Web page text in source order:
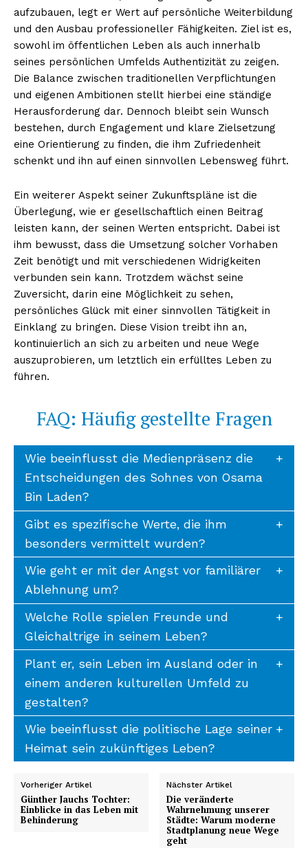
aufzubauen, legt er Wert auf persönliche Weiterbildung
und den Ausbau professioneller Fähigkeiten. Ziel ist es,
sowohl im öffentlichen Leben als auch innerhalb
seines persönlichen Umfelds Authentizität zu zeigen.
Die Balance zwischen traditionellen Verpflichtungen
und eigenen Ambitionen stellt hierbei eine ständige
Herausforderung dar. Dennoch bleibt sein Wunsch
bestehen, durch Engagement und klare Zielsetzung
eine Orientierung zu finden, die ihm Zufriedenheit
schenkt und ihn auf einen sinnvollen Lebensweg führt.
Ein weiterer Aspekt seiner Zukunftspläne ist die
Überlegung, wie er gesellschaftlich einen Beitrag
leisten kann, der seinen Werten entspricht. Dabei ist
ihm bewusst, dass die Umsetzung solcher Vorhaben
Zeit benötigt und mit verschiedenen Widrigkeiten
verbunden sein kann. Trotzdem wächst seine
Zuversicht, darin eine Möglichkeit zu sehen,
persönliches Glück mit einer sinnvollen Tätigkeit in
Einklang zu bringen. Diese Vision treibt ihn an,
kontinuierlich an sich zu arbeiten und neue Wege
auszuprobieren, um letztlich ein erfülltes Leben zu
führen.
FAQ: Häufig gestellte Fragen
Wie beeinflusst die Medienpräsenz die
Entscheidungen des Sohnes von Osama
Bin Laden?
Gibt es spezifische Werte, die ihm
besonders vermittelt wurden?
Wie geht er mit der Angst vor familiärer
Ablehnung um?
Welche Rolle spielen Freunde und
Gleichaltrige in seinem Leben?
Plant er, sein Leben im Ausland oder in
einem anderen kulturellen Umfeld zu
gestalten?
Wie beeinflusst die politische Lage seiner
Heimat sein zukünftiges Leben?
Vorheriger Artikel
Günther Jauchs Tochter:
Einblicke in das Leben mit
Behinderung
Nächster Artikel
Die veränderte
Wahrnehmung unserer
Städte: Warum moderne
Stadtplanung neue Wege
geht